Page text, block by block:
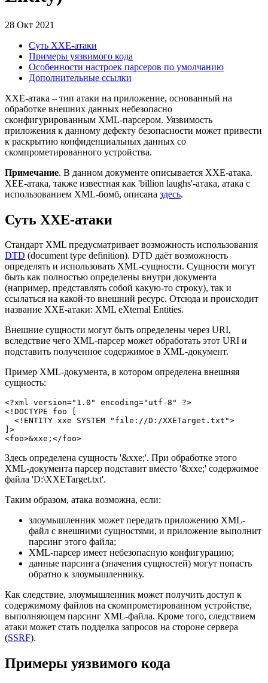
28 Окт 2021
Суть XXE-атаки
Примеры уязвимого кода
Особенности настроек парсеров по умолчанию
Дополнительные ссылки
XXE-атака – тип атаки на приложение, основанный на
обработке внешних данных небезопасно
сконфигурированным XML-парсером. Уязвимость
приложения к данному дефекту безопасности может привести
к раскрытию конфиденциальных данных со
скомпрометированного устройства.
Примечание. В данном документе описывается XXE-атака.
XEE-атака, также известная как 'billion laughs'-атака, атака с
использованием XML-бомб, описана здесь.
Суть XXE-атаки
Стандарт XML предусматривает возможность использования
DTD (document type definition). DTD даёт возможность
определять и использовать XML-сущности. Сущности могут
быть как полностью определены внутри документа
(например, представлять собой какую-то строку), так и
ссылаться на какой-то внешний ресурс. Отсюда и происходит
название XXE-атаки: XML eXternal Entities.
Внешние сущности могут быть определены через URI,
вследствие чего XML-парсер может обработать этот URI и
подставить полученное содержимое в XML-документ.
Пример XML-документа, в котором определена внешняя
сущность:
<?xml version="1.0" encoding="utf-8" ?>
<!DOCTYPE foo [
  <!ENTITY xxe SYSTEM "file://D:/XXETarget.txt">
]>
<foo>&xxe;</foo>
Здесь определена сущность '&xxe;'. При обработке этого
XML-документа парсер подставит вместо '&xxe;' содержимое
файла 'D:\XXETarget.txt'.
Таким образом, атака возможна, если:
злоумышленник может передать приложению XML-
файл с внешними сущностями, и приложение выполнит
парсинг этого файла;
XML-парсер имеет небезопасную конфигурацию;
данные парсинга (значения сущностей) могут попасть
обратно к злоумышленнику.
Как следствие, злоумышленник может получить доступ к
содержимому файлов на скомпрометированном устройстве,
выполняющем парсинг XML-файла. Кроме того, следствием
атаки может стать подделка запросов на стороне сервера
(SSRF).
Примеры уязвимого кода